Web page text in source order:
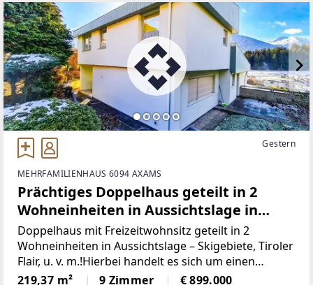
Gestern
MEHRFAMILIENHAUS 6094 AXAMS
Prächtiges Doppelhaus geteilt in 2
Wohneinheiten in Aussichtslage in
Omes – Skigebiete, Tiroler Flair, u. v. m.!
Doppelhaus mit Freizeitwohnsitz geteilt in 2
Wohneinheiten in Aussichtslage – Skigebiete, Tiroler
Flair, u. v. m.!Hierbei handelt es sich um einen
imposantes Doppelhaus mit 2 Wohneinheiten , das
219,37 m² 9 Zimmer € 899.000